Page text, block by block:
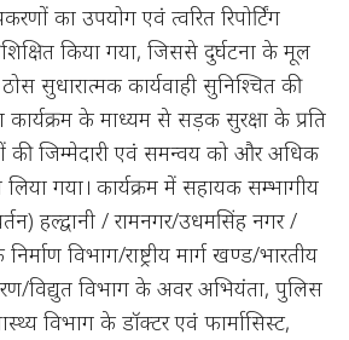
का उपयोग एवं त्वरित रिपोर्टिंग
किया गया, जिससे दुर्घटना के मूल
सुधारात्मक कार्यवाही सुनिश्चित की
के माध्यम से सड़क सुरक्षा के प्रति
की जिम्मेदारी एवं समन्वय को और अधिक
गया। कार्यक्रम में सहायक सम्भागीय
हल्द्वानी / रामनगर/उधमसिंह नगर /
विभाग/राष्ट्रीय मार्ग खण्ड/भारतीय
विद्युत विभाग के अवर अभियंता, पुलिस
विभाग के डॉक्टर एवं फार्मासिस्ट,